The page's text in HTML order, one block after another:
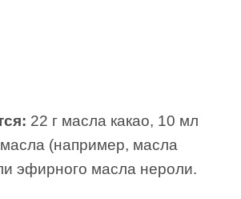
22 г масла какао, 10 мл
масла (например, масла
эфирного масла нероли.